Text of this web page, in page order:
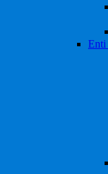
Enti